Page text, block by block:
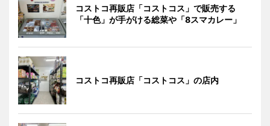
コストコ再販店「コストコス」で販売する
「十色」が手がける総菜や「8スマカレー」
コストコ再販店「コストコス」の店内